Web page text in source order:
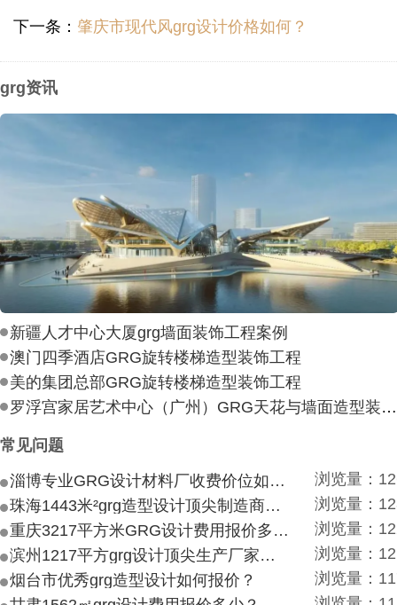
下一条： 肇庆市现代风grg设计价格如何？
grg资讯
新疆人才中心大厦grg墙面装饰工程案例
澳门四季酒店GRG旋转楼梯造型装饰工程
美的集团总部GRG旋转楼梯造型装饰工程
罗浮宫家居艺术中心（广州）GRG天花与墙面造型装饰工程
常见问题
淄博专业GRG设计材料厂收费价位如何？
浏览量：
珠海1443米²grg造型设计顶尖制造商付费付费多少？
浏览量：
重庆3217平方米GRG设计费用报价多少？
浏览量：
滨州1217平方grg设计顶尖生产厂家价目如何？
浏览量：
烟台市优秀grg造型设计如何报价？
浏览量：